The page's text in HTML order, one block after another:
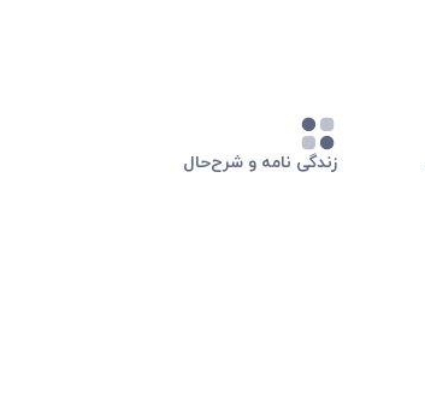
زندگی نامه و شرح‌حال